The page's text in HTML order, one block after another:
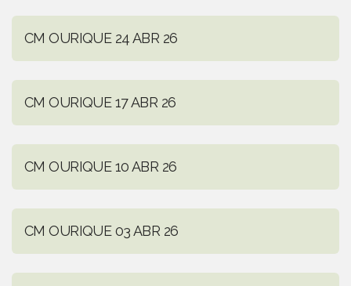
CM OURIQUE 24 ABR 26
CM OURIQUE 17 ABR 26
CM OURIQUE 10 ABR 26
CM OURIQUE 03 ABR 26